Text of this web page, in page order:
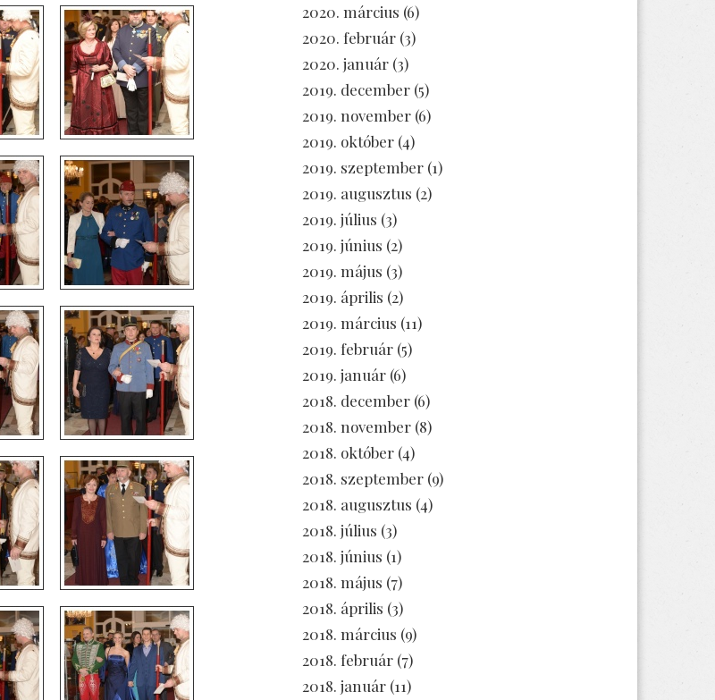
2020. március (6)
2020. február (3)
2020. január (3)
2019. december (5)
2019. november (6)
2019. október (4)
2019. szeptember (1)
2019. augusztus (2)
2019. július (3)
2019. június (2)
2019. május (3)
2019. április (2)
2019. március (11)
2019. február (5)
2019. január (6)
2018. december (6)
2018. november (8)
2018. október (4)
2018. szeptember (9)
2018. augusztus (4)
2018. július (3)
2018. június (1)
2018. május (7)
2018. április (3)
2018. március (9)
2018. február (7)
2018. január (11)